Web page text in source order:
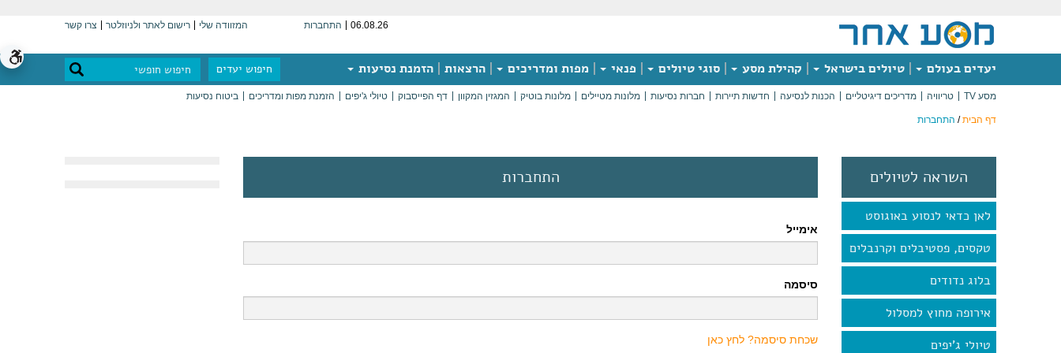
06.08.26 התחברות המזוודה שלי רישום לאתר ולניוזלטר צרו קשר
יעדים בעולם טיולים בישראל קהילת מסע סוגי טיולים פנאי מפות ומדריכים הרצאות הזמנת נסיעות חיפוש יעדים
מסע TV טריוויה מדריכים דיגיטליים הכנות לנסיעה חדשות תיירות חברות נסיעות מלונות מטיילים מלונות בוטיק המגזין המקוון דף הפייסבוק טיולי ג'יפים הזמנת מפות ומדריכים ביטוח נסיעות
דף הבית/ התחברות
השראה לטיולים
לאן כדאי לנסוע באוגוסט
טקסים, פסטיבלים וקרנבלים
בלוג נדודים
אירופה מחוץ למסלול
טיולי ג'יפים
התחברות
אימייל
סיסמה
שכחת סיסמה? לחץ כאן